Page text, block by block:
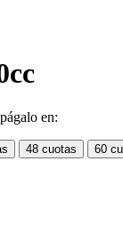
en:
48 cuotas 60